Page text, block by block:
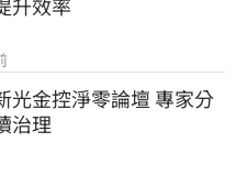
光金控淨零論壇 專家分
治理